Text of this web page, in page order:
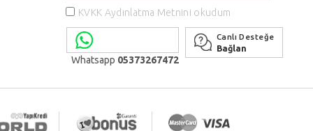
KVKK Aydınlatma Metnini okudum
Whatsapp 05373267472
Canlı Desteğe
Bağlan